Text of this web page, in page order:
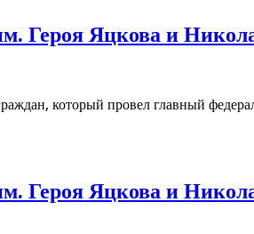
Героя Яцкова и
который провел главный
Героя Яцкова и